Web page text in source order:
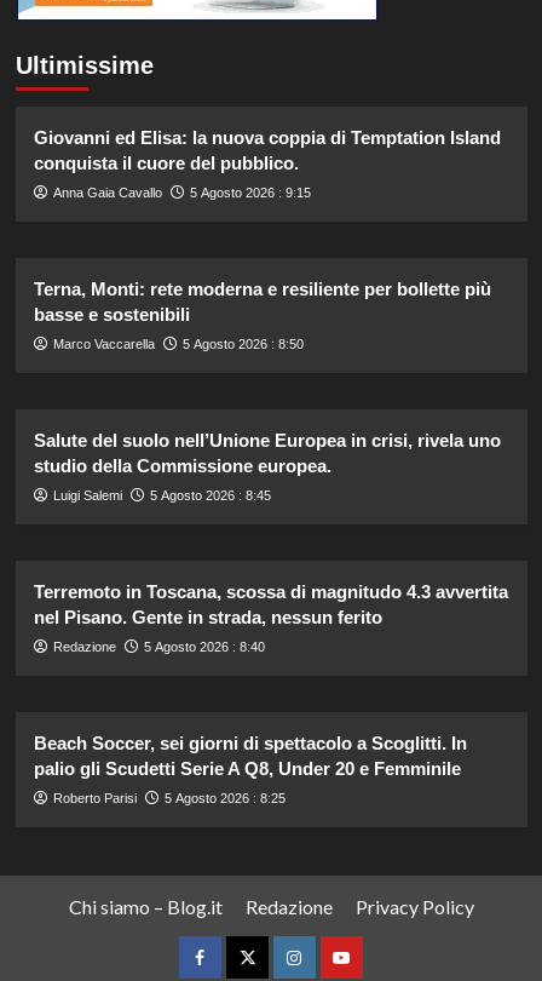
Ultimissime
Giovanni ed Elisa: la nuova coppia di Temptation Island
conquista il cuore del pubblico.
Anna Gaia Cavallo 5 Agosto 2026 : 9:15
Terna, Monti: rete moderna e resiliente per bollette più
basse e sostenibili
Marco Vaccarella 5 Agosto 2026 : 8:50
Salute del suolo nell’Unione Europea in crisi, rivela uno
studio della Commissione europea.
Luigi Salemi 5 Agosto 2026 : 8:45
Terremoto in Toscana, scossa di magnitudo 4.3 avvertita
nel Pisano. Gente in strada, nessun ferito
Redazione 5 Agosto 2026 : 8:40
Beach Soccer, sei giorni di spettacolo a Scoglitti. In
palio gli Scudetti Serie A Q8, Under 20 e Femminile
Roberto Parisi 5 Agosto 2026 : 8:25
Chi siamo – Blog.it Redazione Privacy Policy
FacebookTwitterInstagramYouTube